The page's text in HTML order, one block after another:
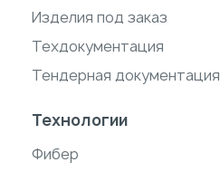
Изделия под заказ
Техдокументация
Тендерная документация
Технологии
Фибер